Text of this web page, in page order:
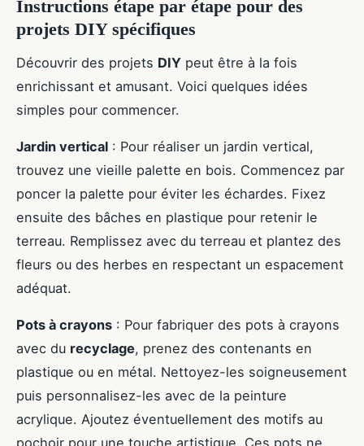
Instructions étape par étape pour des
projets DIY spécifiques
Découvrir des projets DIY peut être à la fois
enrichissant et amusant. Voici quelques idées
simples pour commencer.
Jardin vertical : Pour réaliser un jardin vertical,
trouvez une vieille palette en bois. Commencez par
poncer la palette pour éviter les échardes. Fixez
ensuite des bâches en plastique pour retenir le
terreau. Remplissez avec du terreau et plantez des
fleurs ou des herbes en respectant un espacement
adéquat.
Pots à crayons : Pour fabriquer des pots à crayons
avec du recyclage, prenez des contenants en
plastique ou en métal. Nettoyez-les soigneusement
puis personnalisez-les avec de la peinture
acrylique. Ajoutez éventuellement des motifs au
pochoir pour une touche artistique. Ces pots ne